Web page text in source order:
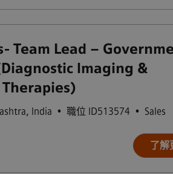
Team Lead –
Imaging &
, India • 職位 ID513574 • Sales
了解